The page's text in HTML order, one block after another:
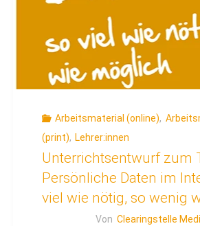
Arbeitsmaterial (online),
(print), Lehrer:innen
Unterrichtsentwurf zum
Persönliche Daten im
viel wie nötig, so wenig
Von Clearingstelle